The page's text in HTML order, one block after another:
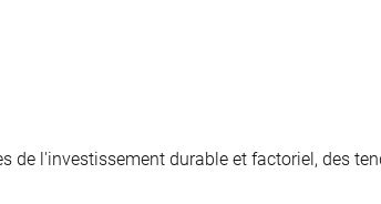
de l'investissement durable et factoriel, des